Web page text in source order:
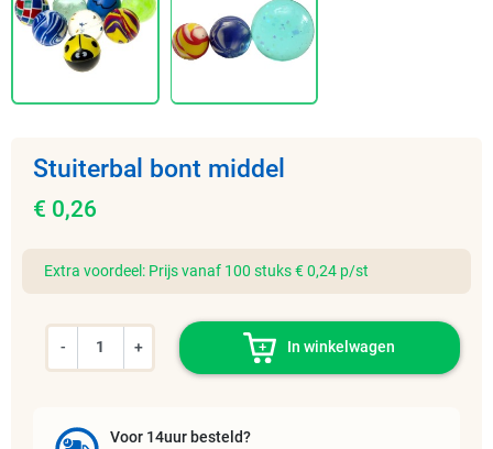
Stuiterbal bont middel
€ 0,26
Extra voordeel: Prijs vanaf 100 stuks € 0,24 p/st
- + In winkelwagen
Voor 14uur besteld?